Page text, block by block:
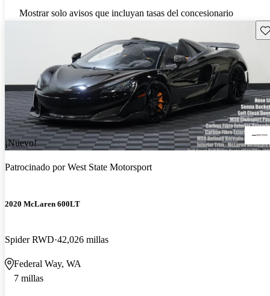
Mostrar solo avisos que incluyan tasas del concesionario
¡Nuevo!
Patrocinado porWest State Motorsport
2020 McLaren 600LT
Spider RWD 42,026 millas
Federal Way, WA
7 millas